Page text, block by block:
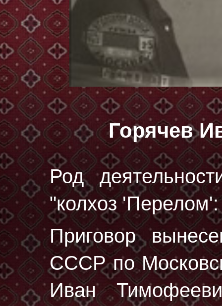
Горячев
Род
"колхоз
Приговор
СССР по
Иван